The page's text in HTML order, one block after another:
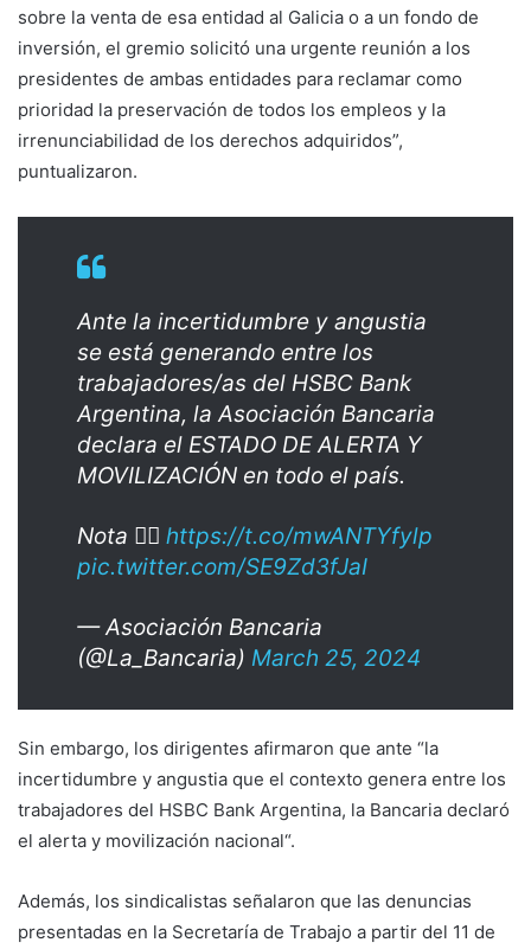
sobre la venta de esa entidad al Galicia o a un fondo de
inversión, el gremio solicitó una urgente reunión a los
presidentes de ambas entidades para reclamar como
prioridad la preservación de todos los empleos y la
irrenunciabilidad de los derechos adquiridos”,
puntualizaron.
Ante la incertidumbre y angustia
se está generando entre los
trabajadores/as del HSBC Bank
Argentina, la Asociación Bancaria
declara el ESTADO DE ALERTA Y
MOVILIZACIÓN en todo el país.
Nota 👉🏻 https://t.co/mwANTYfylp
pic.twitter.com/SE9Zd3fJaI
— Asociación Bancaria
(@La_Bancaria) March 25, 2024
Sin embargo, los dirigentes afirmaron que ante “la
incertidumbre y angustia que el contexto genera entre los
trabajadores del HSBC Bank Argentina, la Bancaria declaró
el alerta y movilización nacional“.
Además, los sindicalistas señalaron que las denuncias
presentadas en la Secretaría de Trabajo a partir del 11 de